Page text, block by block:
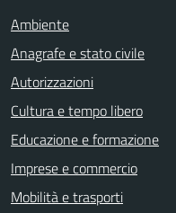
Ambiente
Anagrafe e stato civile
Autorizzazioni
Cultura e tempo libero
Educazione e formazione
Imprese e commercio
Mobilità e trasporti